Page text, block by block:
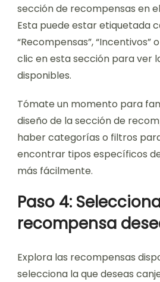
sección de recompensas en
Esta puede estar etiquetada
“Recompensas”, “Incentivos”
clic en esta sección para ver
disponibles.
Tómate un momento para
diseño de la sección de
haber categorías o filtros
encontrar tipos específicos
más fácilmente.
Paso 4:
recompensa
Explora las recompensas
selecciona la que deseas